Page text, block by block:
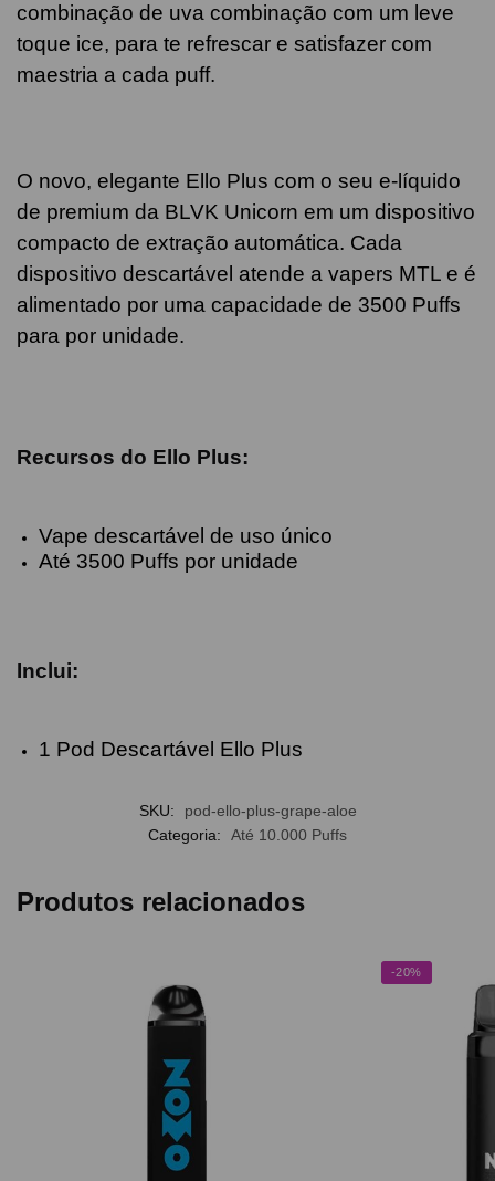
combinação de uva combinação com um leve
toque ice, para te refrescar e satisfazer com
maestria a cada puff.
O novo, elegante Ello Plus com o seu e-líquido
de premium da BLVK Unicorn em um dispositivo
compacto de extração automática. Cada
dispositivo descartável atende a vapers MTL e é
alimentado por uma capacidade de 3500 Puffs
para por unidade.
Recursos do Ello Plus:
Vape descartável de uso único
Até 3500 Puffs por unidade
Inclui:
1 Pod Descartável Ello Plus
SKU:
pod-ello-plus-grape-aloe
Categoria:
Até 10.000 Puffs
Produtos relacionados
-20%